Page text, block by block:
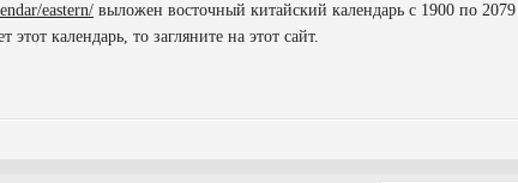
eastern/ выложен восточный китайский календарь с 1900 по
этот календарь, то загляните на этот сайт.